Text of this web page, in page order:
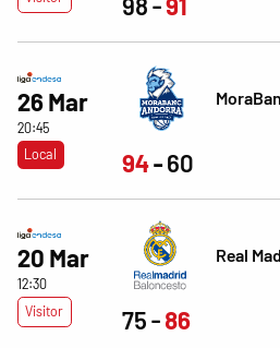
26 Mar
20:45
Local
94 60
20 Mar
12:30
Visitor
Real
75 86